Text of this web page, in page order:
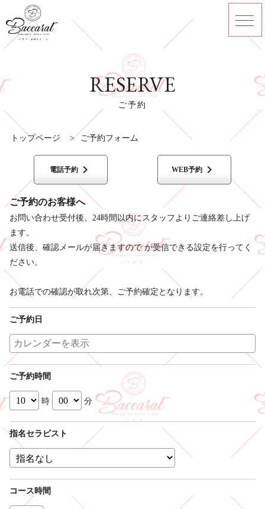
ご予約
RESERVE
トップページ > ご予約フォーム
電話予約keyboard_arrow_right WEB予約 keyboard_arrow_right
ご予約のお客様へ
お問い合わせ受付後、24時間以内にスタッフよりご連絡差し上げ
ます。
送信後、確認メールが届きますので が受信できる設定を行ってく
ださい。
お電話での確認が取れ次第、ご予約確定となります。
ご予約日
ご予約時間
時 分
指名セラピスト
コース時間